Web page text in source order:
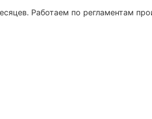
Работаем по регламентам